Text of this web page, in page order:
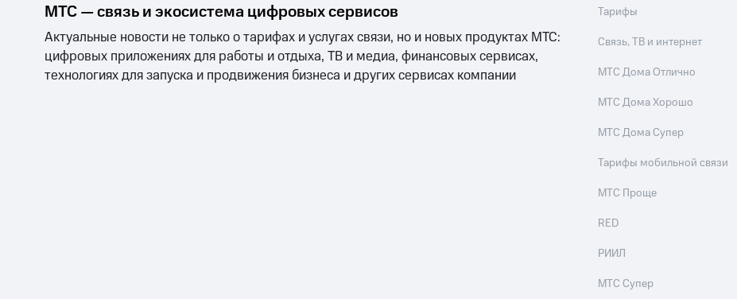
МТС — связь и экосистема цифровых сервисов
Актуальные новости не только о тарифах и услугах связи, но и новых продуктах МТС:
цифровых приложениях для работы и отдыха, ТВ и медиа, финансовых сервисах,
технологиях для запуска и продвижения бизнеса и других сервисах компании
Тарифы
Связь, ТВ и интернет
МТС Дома Отлично
МТС Дома Хорошо
МТС Дома Супер
Тарифы мобильной связи
МТС Проще
RED
РИИЛ
МТС Супер